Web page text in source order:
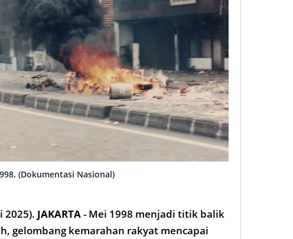
(Dokumentasi Nasional)
2025). JAKARTA- Mei 1998 menjadi titik balik
gelombang kemarahan rakyat mencapai